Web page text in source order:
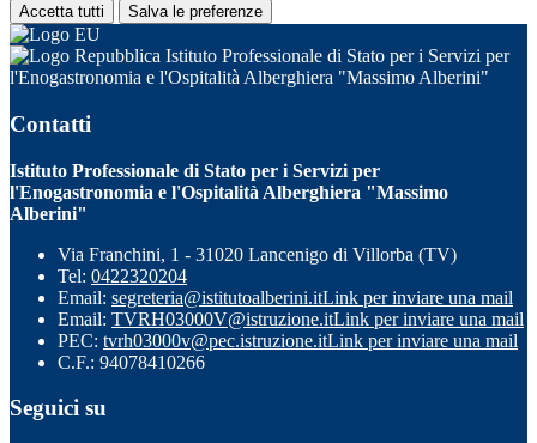
Accetta tutti Salva le preferenze
Istituto Professionale di Stato per i Servizi per
l'Enogastronomia e l'Ospitalità Alberghiera "Massimo Alberini"
Contatti
Istituto Professionale di Stato per i Servizi per
l'Enogastronomia e l'Ospitalità Alberghiera "Massimo
Alberini"
Via Franchini, 1 - 31020 Lancenigo di Villorba (TV)
Tel: 0422320204
Email: segreteria@istitutoalberini.itLink per inviare una mail
Email: TVRH03000V@istruzione.itLink per inviare una mail
PEC: tvrh03000v@pec.istruzione.itLink per inviare una mail
C.F.: 94078410266
Seguici su